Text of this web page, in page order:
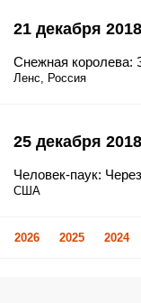
21 декабря 2018
Снежная королева:
Ленс, Россия
25 декабря 2018
Человек-паук:
США
2026 2025 2024